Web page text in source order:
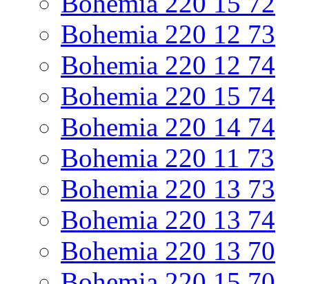
Bohemia 220 12 73
Bohemia 220 12 74
Bohemia 220 15 74
Bohemia 220 14 74
Bohemia 220 11 73
Bohemia 220 13 73
Bohemia 220 13 74
Bohemia 220 13 70